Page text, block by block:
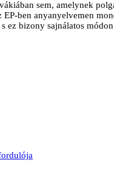
sem, amelynek
ben anyanyelvemen
bizony sajnálatos